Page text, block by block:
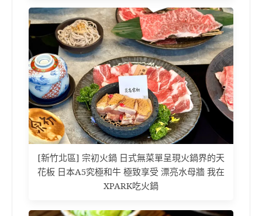
[新竹北區] 宗初火鍋 日式無菜單呈現火鍋界的天
花板 日本A5究極和牛 極致享受 漂亮水母牆 我在
XPARK吃火鍋